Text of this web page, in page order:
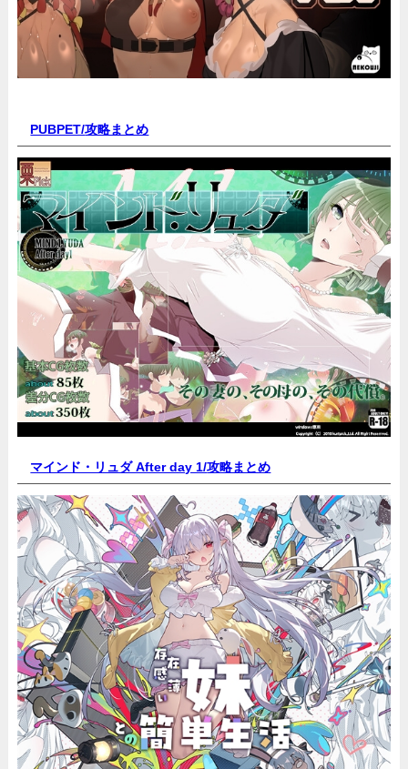
PUBPET/攻略まとめ
マインド・リュダ After day 1/攻略まとめ